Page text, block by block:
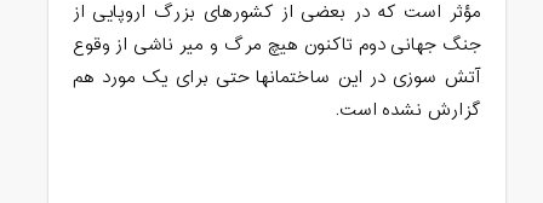
مؤثر است که در بعضی از کشورهای بزرگ اروپایی از
جنگ جهانی دوم تاکنون هیچ مرگ و میر ناشی از وقوع
آتش سوزی در این ساختمانها حتی برای یک مورد هم
گزارش نشده است.